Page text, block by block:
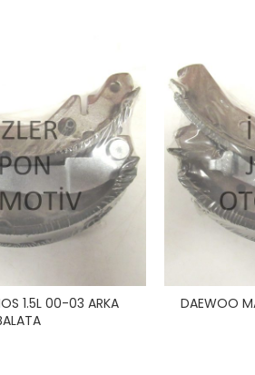
1.5L 00-03 ARKA
DAEWOO